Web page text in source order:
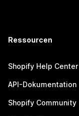
Ressourcen
Shopify Help Center
API-Dokumentation
Shopify Community